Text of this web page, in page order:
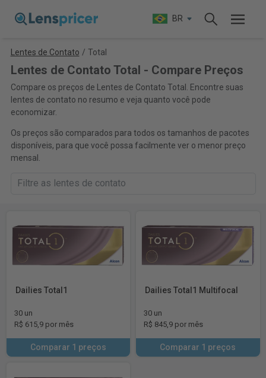
BR
Lentes de Contato / Total
Lentes de Contato Total - Compare Preços
Compare os preços de Lentes de Contato Total. Encontre suas
lentes de contato no resumo e veja quanto você pode
economizar.
Os preços são comparados para todos os tamanhos de pacotes
disponíveis, para que você possa facilmente ver o menor preço
mensal.
Dailies Total1
30 un
R$ 615,9 por mês
Comparar 1 preços
Dailies Total1 Multifocal
30 un
R$ 845,9 por mês
Comparar 1 preços